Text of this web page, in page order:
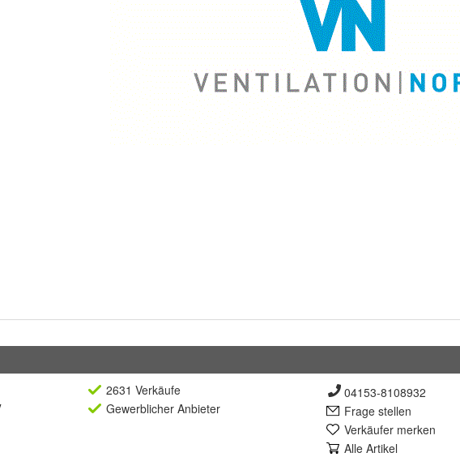
2631 Verkäufe
Gewerblicher Anbieter
04153-8108932
Frage stellen
Verkäufer merken
Alle Artikel